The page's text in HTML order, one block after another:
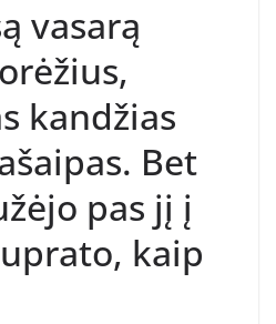
vasarą
kandžias
Bet
pas jį į
kaip